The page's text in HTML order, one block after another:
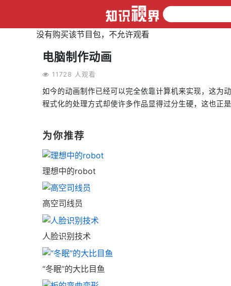
没有购买该节目包，不允许观看
电脑制作动画
11728 人观看
如今的动画制作已经可以完全依靠计算机来实现，这为
程式化的处理方式却使许多作品显得过分生硬，这也正
为你推荐
理想中的robot
高空司线员
人脸识别技术
“冬眠”的大比目鱼